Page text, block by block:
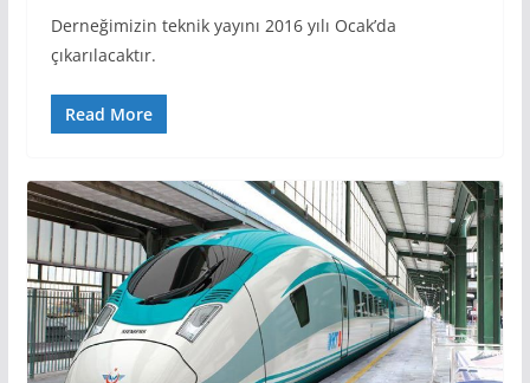
Derneğimizin teknik yayını 2016 yılı Ocak’da
çıkarılacaktır.
Read More